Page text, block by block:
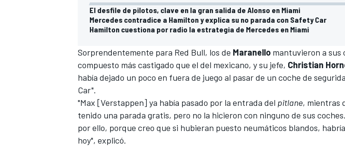
El desfile de pilotos, clave en la gran salida de Alonso en Miami
Mercedes contradice a Hamilton y explica su no parada con Safety Car
Hamilton cuestiona por radio la estrategia de Mercedes en Miami
Sorprendentemente para Red Bull, los de Maranello mantuvieron a sus
compuesto más castigado que el del mexicano, y su jefe, Christian
había dejado un poco en fuera de juego al pasar de un coche de
Car".
"Max [Verstappen] ya había pasado por la entrada del pitlane, mientras
tenido una parada gratis, pero no la hicieron con ninguno de sus
por ello, porque creo que si hubieran puesto neumáticos blandos,
hoy", explicó.